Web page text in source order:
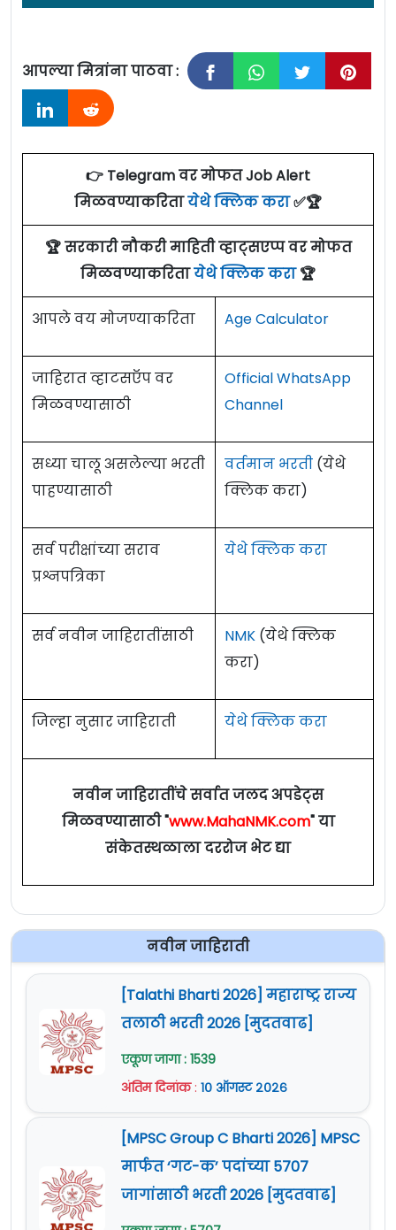
जाहिरात दिनांक: 22/02/24
राष्ट्रीय बँक व्यवस्थापन संस्था [National Institute of
Bank Management, Pune] पुणे येथे सहाय्यक
अभियंता पदांच्या जागांसाठी पात्र उमेदवारांकडून अर्ज
मागवण्यात येत असून ऑनलाईन अर्ज करण्याचा अंतिम
दिनांक 15 मार्च 2024 आहे. सविस्तर माहितीसाठी कृपया
जाहिरात पाहा.
NIBM Bharti 2024 Details:
पदांचे नाव शैक्षणिक पात्रता जागा
सहाय्यक
अभियंता
/Assistant
Engineer
01) बी.ई. किंवा समतुल्य
10 वर्षांहून अधिक संबंधित
अनुभव 02) अभियांत्रिकी
मेकॅनिकल) 15 वर्षांपेक्षा
Eligibility Criteria For NIBM Recruitment
शुल्क :शुल्क नाही
नोकरी ठिकाण : पुणे (महाराष्ट्र)
ऑनलाईन (Apply Online) अर्ज :येथे क्लिक करा
Official Site :www.nibmindia.org
How to Apply For
NIBM Recruitment 2024 :
या भरतीकरिता
ऑनलाईन अर्जhttps://www.nibmindia.org/
वेबसाईट करायचा आहे.
अर्ज फक्त वरीलPortalद्वारेच स्वीकारले जातील.
ऑनलाईन अर्ज करण्याचा अंतिम दिनांक15 मार्च
2024आहे.
सविस्तर माहितीसाठी कृपया जाहिरात वाचावी.
आपल्या मित्रांना पाठवा :
👉 Telegram वर मोफत Job Alert
मिळवण्याकरितायेथे क्लिक करा✅🏆
🏆 सरकारी नौकरी माहिती व्हाट्सएप्प वर मोफत
मिळवण्याकरितायेथे क्लिक करा🏆
आपले वय मोजण्याकरिता Age Calculator
जाहिरात व्हाटसऍप वर
मिळवण्यासाठी
Official WhatsApp
Channel
सध्या चालू असलेल्या भरती
पाहण्यासाठी
वर्तमान भरती (येथे
क्लिक करा)
सर्व परीक्षांच्या सराव
प्रश्नपत्रिका
येथे क्लिक करा
सर्व नवीन जाहिरातींसाठी NMK (येथे क्लिक
करा)
जिल्हा नुसार जाहिराती येथे क्लिक करा
नवीन जाहिरातींचे सर्वात जलद अपडेट्स
मिळवण्यासाठी "www.MahaNMK.com" या
संकेतस्थळाला दररोज भेट द्या
नवीन जाहिराती
[Talathi Bharti 2026] महाराष्ट्र राज्य
तलाठी भरती 2026 [मुदतवाढ]
एकूण जागा : 1539
अंतिम दिनांक: १० ऑगस्ट २०२६
[MPSC Group C Bharti 2026] MPSC
मार्फत ‘गट-क’ पदांच्या 5707
जागांसाठी भरती 2026 [मुदतवाढ]